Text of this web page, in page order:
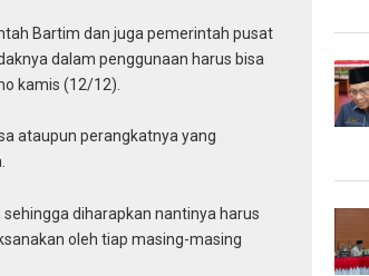
Bartim dan juga pemerintah pusat
dalam penggunaan harus bisa
kamis (12/12).
ataupun perangkatnya yang
sehingga diharapkan nantinya harus
oleh tiap masing-masing